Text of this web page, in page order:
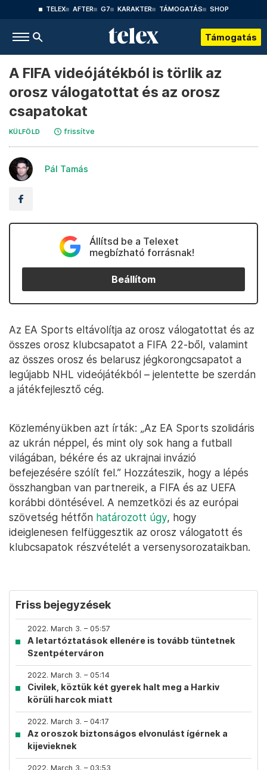
TELEX AFTER G7 KARAKTER TÁMOGATÁS SHOP
Támogatás
A FIFA videójátékból is törlik az
orosz válogatottat és az orosz
csapatokat
KÜLFÖLD frissítve
Pál Tamás
Állítsd be a Telexet
megbízható forrásnak!
Beállítom
Az EA Sports eltávolítja az orosz válogatottat és az
összes orosz klubcsapatot a FIFA 22-ből, valamint
az összes orosz és belarusz jégkorongcsapatot a
legújabb NHL videójátékból – jelentette be szerdán
a játékfejlesztő cég.
Közleményükben azt írták: „Az EA Sports szolidáris
az ukrán néppel, és mint oly sok hang a futball
világában, békére és az ukrajnai invázió
befejezésére szólít fel.” Hozzáteszik, hogy a lépés
összhangban van partnereik, a FIFA és az UEFA
korábbi döntésével. A nemzetközi és az európai
szövetség hétfőn határozott úgy, hogy
ideiglenesen felfüggesztik az orosz válogatott és
klubcsapatok részvételét a versenysorozataikban.
Friss bejegyzések
2022. March 3. – 05:57
A letartóztatások ellenére is tovább tüntetnek
Szentpéterváron
2022. March 3. – 05:14
Civilek, köztük két gyerek halt meg a Harkiv
körüli harcok miatt
2022. March 3. – 04:17
Az oroszok biztonságos elvonulást ígérnek a
kijevieknek
2022. March 3. – 03:53